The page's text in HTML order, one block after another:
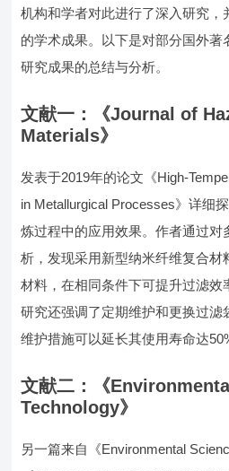
机构和学者对此进行了深入研究，
的学术成果。以下是对部分国外著
研究成果的总结与分析。
文献一：《Journal of
Materials》
发表于2019年的论文《High-
in Metallurgical Processes》详细
炼过程中的应用效果。作者通过对
析，发现采用新型纳米纤维复合材
材料，在相同条件下可提升过滤效
研究还强调了定期维护和更换过滤
维护措施可以延长其使用寿命达
文献二：《
Technology》
另一篇来自《Environmental